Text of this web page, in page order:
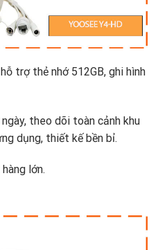
trợ thẻ nhớ 512GB, ghi hình
theo dõi toàn cảnh khu
dụng, thiết kế bền bỉ.
lớn.